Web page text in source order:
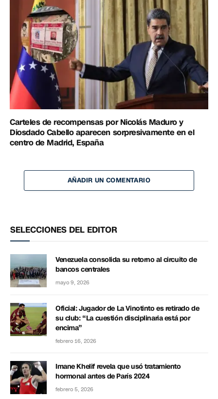
Carteles de recompensas por Nicolás Maduro y
Diosdado Cabello aparecen sorpresivamente en el
centro de Madrid, España
AÑADIR UN COMENTARIO
SELECCIONES DEL EDITOR
Venezuela consolida su retorno al circuito de
bancos centrales
mayo 9, 2026
Oficial: Jugador de La Vinotinto es retirado de
su club: “La cuestión disciplinaria está por
encima”
febrero 16, 2026
Imane Khelif revela que usó tratamiento
hormonal antes de París 2024
febrero 5, 2026